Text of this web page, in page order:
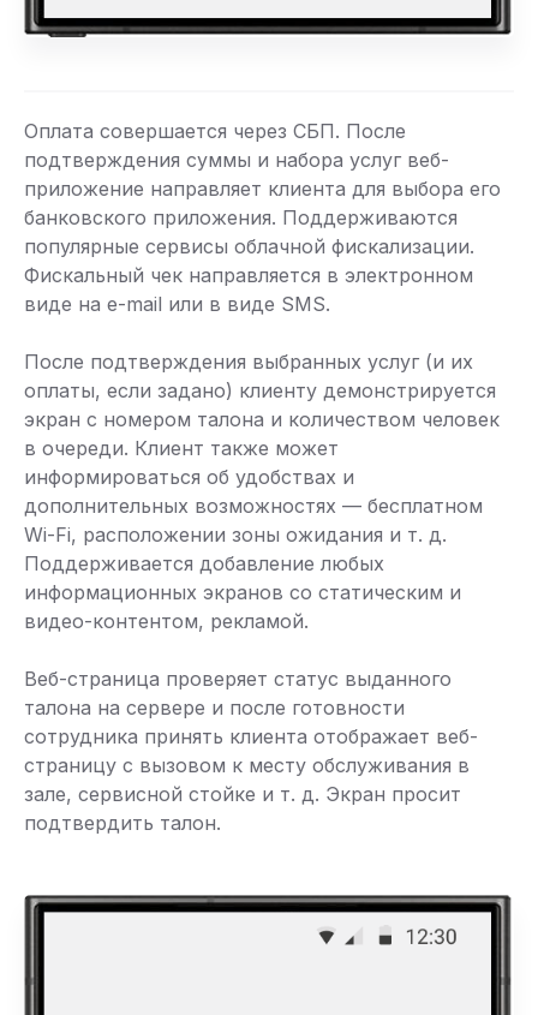
Оплата совершается через СБП. После
подтверждения суммы и набора услуг веб-
приложение направляет клиента для выбора его
банковского приложения. Поддерживаются
популярные сервисы облачной фискализации.
Фискальный чек направляется в электронном
виде на e-mail или в виде SMS.
После подтверждения выбранных услуг (и их
оплаты, если задано) клиенту демонстрируется
экран с номером талона и количеством человек
в очереди. Клиент также может
информироваться об удобствах и
дополнительных возможностях — бесплатном
Wi-Fi, расположении зоны ожидания и т. д.
Поддерживается добавление любых
информационных экранов со статическим и
видео-контентом, рекламой.
Веб-страница проверяет статус выданного
талона на сервере и после готовности
сотрудника принять клиента отображает веб-
страницу с вызовом к месту обслуживания в
зале, сервисной стойке и т. д. Экран просит
подтвердить талон.